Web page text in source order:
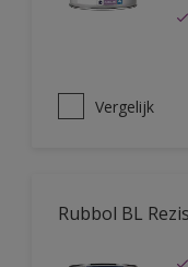
Vergelijk
Rubbol BL